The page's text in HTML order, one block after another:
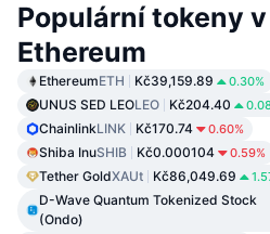
Populární tokeny
Ethereum
EthereumETH Kč39,159.89 0.30%
UNUS SED LEOLEO Kč204.40
ChainlinkLINK Kč170.74 0.60%
Shiba InuSHIB Kč0.000104 0.59%
Tether GoldXAUt Kč86,049.69
D-Wave Quantum Tokenized Stock
(Ondo)